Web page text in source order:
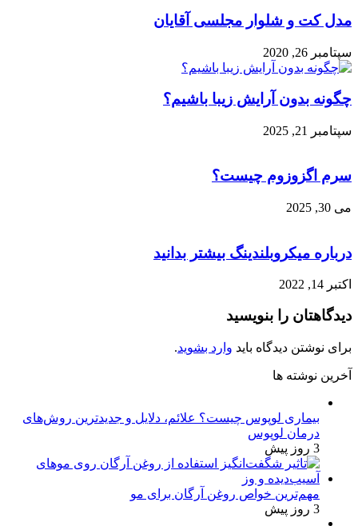
و شلوار مجلسی آقایان
آرایش زیبا باشیم؟
چیست؟
بیشتر بدانید
را بنویسید
دیدگاه بایدوارد بشوید .
ها
لوپوس چیست؟ علائم، دلایل و جدیدترین روش‌های
لوپوس
خواص روغن آرگان برای مو